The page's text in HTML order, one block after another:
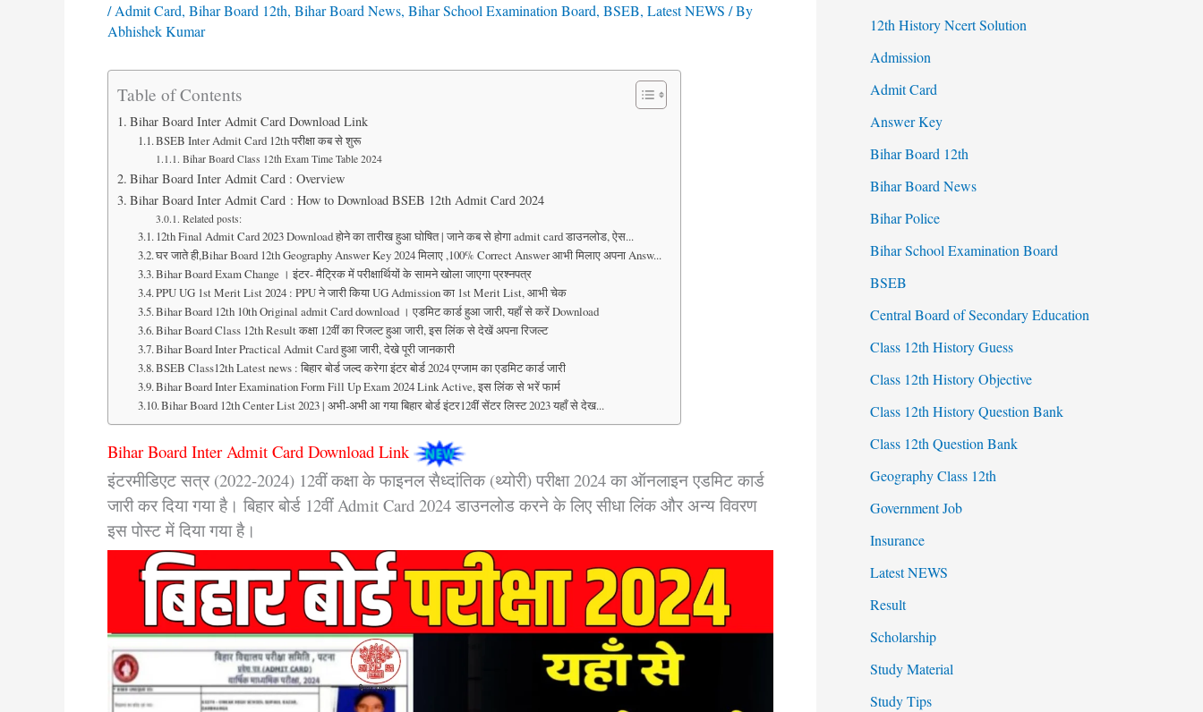
/Admit Card, Bihar Board 12th, Bihar Board News, Bihar School Examination Board, BSEB, Latest NEWS / By
Abhishek Kumar
Table of Contents
Bihar Board Inter Admit Card Download Link
BSEB Inter Admit Card 12th परीक्षा कब से शुरू
Bihar Board Class 12th Exam Time Table 2024
Bihar Board Inter Admit Card : Overview
Bihar Board Inter Admit Card : How to Download BSEB 12th Admit Card 2024
Related posts:
12th Final Admit Card 2023 Download होने का तारीख हुआ घोषित | जाने कब से होगा admit card डाउनलोड, ऐस...
घर जाते ही,Bihar Board 12th Geography Answer Key 2024 मिलाए ,100% Correct Answer आभी मिलाए अपना Answ...
Bihar Board Exam Change । इंटर- मैट्रिक में परीक्षार्थियों के सामने खोला जाएगा प्रश्नपत्र
PPU UG 1st Merit List 2024 : PPU ने जारी किया UG Admission का 1st Merit List, आभी चेक
Bihar Board 12th 10th Original admit Card download । एडमिट कार्ड हुआ जारी, यहाँ से करें Download
Bihar Board Class 12th Result कक्षा 12वीं का रिजल्ट हुआ जारी, इस लिंक से देखें अपना रिजल्ट
Bihar Board Inter Practical Admit Card हुआ जारी, देखे पूरी जानकारी
BSEB Class12th Latest news : बिहार बोर्ड जल्द करेगा इंटर बोर्ड 2024 एग्जाम का एडमिट कार्ड जारी
Bihar Board Inter Examination Form Fill Up Exam 2024 Link Active, इस लिंक से भरें फार्म
Bihar Board 12th Center List 2023 | अभी-अभी आ गया बिहार बोर्ड इंटर12वीं सेंटर लिस्ट 2023 यहाँ से देख...
Bihar Board Inter Admit Card Download Link
इंटरमीडिएट सत्र (2022-2024) 12वीं कक्षा के फाइनल सैध्दांतिक (थ्योरी) परीक्षा 2024 का ऑनलाइन एडमिट कार्ड
जारी कर दिया गया है। बिहार बोर्ड 12वीं Admit Card 2024 डाउनलोड करने के लिए सीधा लिंक और अन्य विवरण
इस पोस्ट में दिया गया है।
12th History Ncert Solution
Admission
Admit Card
Answer Key
Bihar Board 12th
Bihar Board News
Bihar Police
Bihar School Examination Board
BSEB
Central Board of Secondary Education
Class 12th History Guess
Class 12th History Objective
Class 12th History Question Bank
Class 12th Question Bank
Geography Class 12th
Government Job
Insurance
Latest NEWS
Result
Scholarship
Study Material
Study Tips